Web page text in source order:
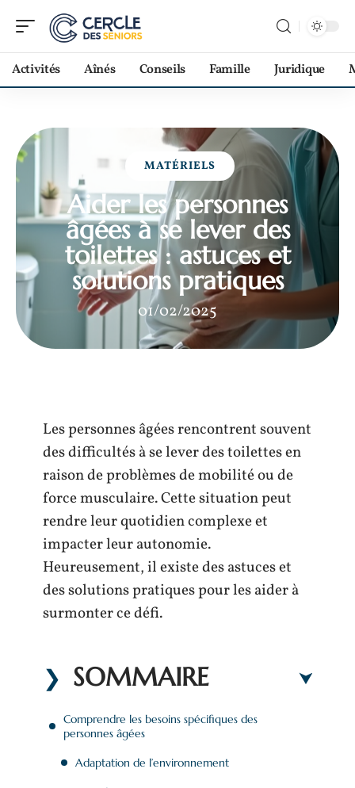
Activités Aînés Conseils Famille Juridique
MATÉRIELS
Aider les personnes
âgées à se lever des
toilettes : astuces et
solutions pratiques
01/02/2025
Les personnes âgées rencontrent souvent
des difficultés à se lever des toilettes en
raison de problèmes de mobilité ou de
force musculaire. Cette situation peut
rendre leur quotidien complexe et
impacter leur autonomie.
Heureusement, il existe des astuces et
des solutions pratiques pour les aider à
surmonter ce défi.
SOMMAIRE
Comprendre les besoins spécifiques des
personnes âgées
Adaptation de l’environnement